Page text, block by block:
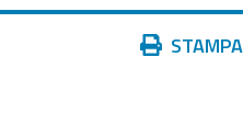
Azioni STAMPA